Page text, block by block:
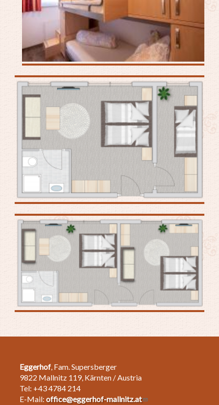
Eggerhof, Fam. Supersberger
9822 Mallnitz 119, Kärnten / Austria
Tel: +43 4784 214
E-Mail: office@eggerhof-mallnitz.at